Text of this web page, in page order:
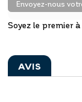
Envoyez-nous
Soyez le premier
AVIS